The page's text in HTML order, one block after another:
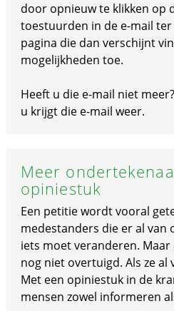
door opnieuw te klikken op
toestuurden in de e-mail ter
pagina die dan verschijnt
mogelijkheden toe.
Heeft u die e-mail niet
u krijgt die e-mail weer.
Meer
opiniestuk
Een petitie wordt vooral
medestanders die er al van
iets moet veranderen.
nog niet overtuigd. Als ze al
Met een opiniestuk in de
mensen zowel informeren